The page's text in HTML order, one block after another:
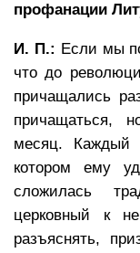
профанации
И. П.: Если мы
что до
причащались
причащаться,
месяц. Каждый
котором ему
сложилась
церковный к
разъяснять,